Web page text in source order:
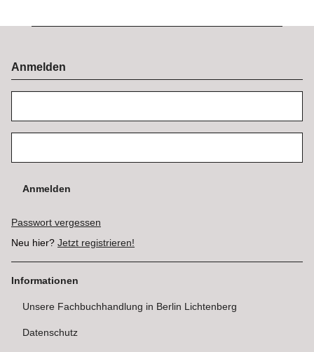
Anmelden
Anmelden
Passwort vergessen
Neu hier? Jetzt registrieren!
Informationen
Unsere Fachbuchhandlung in Berlin Lichtenberg
Datenschutz